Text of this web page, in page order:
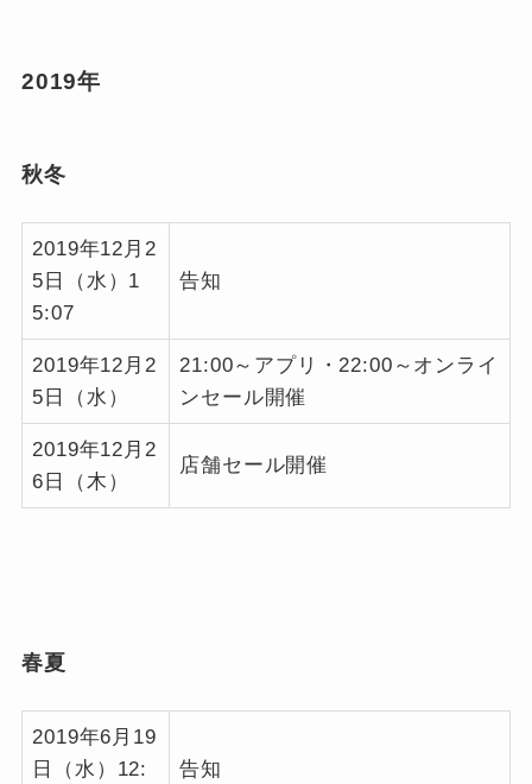
2019年
秋冬
2019年12月2
5日（水）1
5:07
告知
2019年12月2
5日（水）
21:00～アプリ・22:00～オンライ
ンセール開催
2019年12月2
6日（木）
店舗セール開催
春夏
2019年6月19
日（水）12:
告知